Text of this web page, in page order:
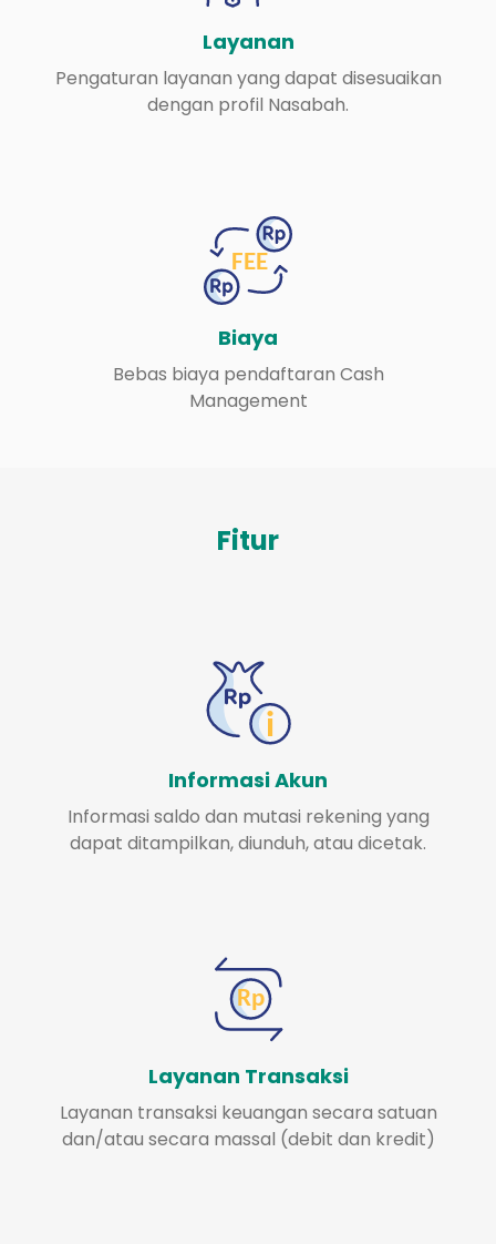
Layanan
Pengaturan layanan yang dapat disesuaikan
dengan profil Nasabah.
Biaya
Bebas biaya pendaftaran Cash
Management
Fitur
Informasi Akun
Informasi saldo dan mutasi rekening yang
dapat ditampilkan, diunduh, atau dicetak.
Layanan Transaksi
Layanan transaksi keuangan secara satuan
dan/atau secara massal (debit dan kredit)